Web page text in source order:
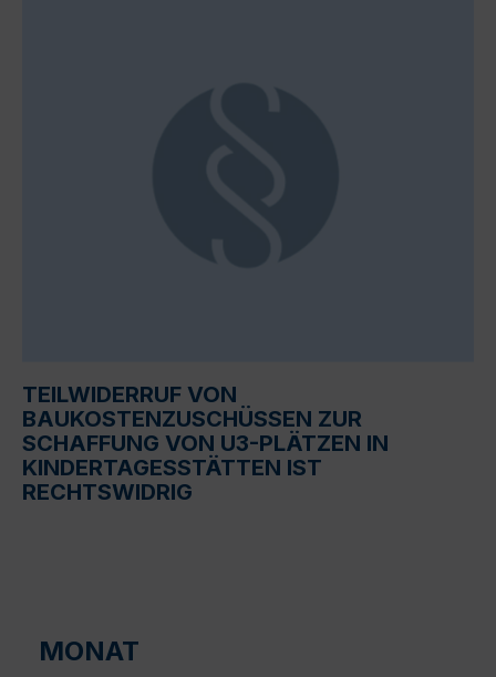
TEILWIDERRUF VON
BAUKOSTENZUSCHÜSSEN ZUR
SCHAFFUNG VON U3-PLÄTZEN IN
KINDERTAGESSTÄTTEN IST
RECHTSWIDRIG
MONAT